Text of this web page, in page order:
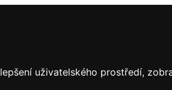
uživatelského prostředí,